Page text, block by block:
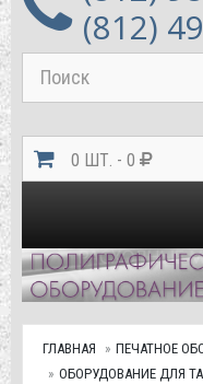
(812)
0 ШТ. - 0
ГЛАВНАЯ
ПЕЧАТНОЕ
ОБОРУДОВАНИЕ ДЛЯ